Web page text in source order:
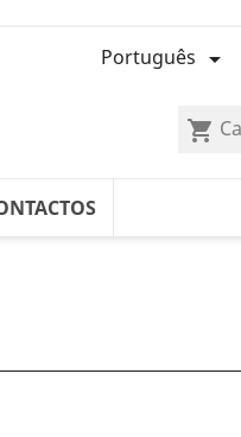
Português 
shopping_cart